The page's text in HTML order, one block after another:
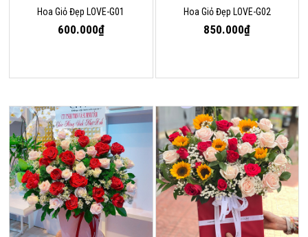
Hoa Giỏ Đẹp LOVE-G01
600.000₫
Hoa Giỏ Đẹp LOVE-G02
850.000₫